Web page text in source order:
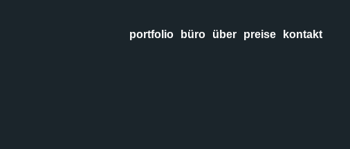
portfolio büro über preise kontakt